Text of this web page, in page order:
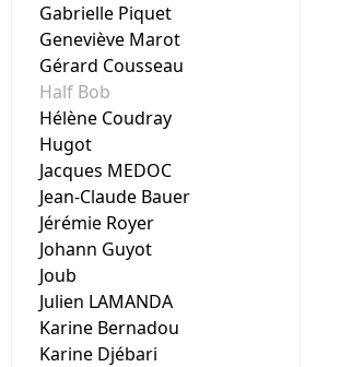
Gabrielle Piquet
Geneviève Marot
Gérard Cousseau
Half Bob
Hélène Coudray
Hugot
Jacques MEDOC
Jean-Claude Bauer
Jérémie Royer
Johann Guyot
Joub
Julien LAMANDA
Karine Bernadou
Karine Djébari